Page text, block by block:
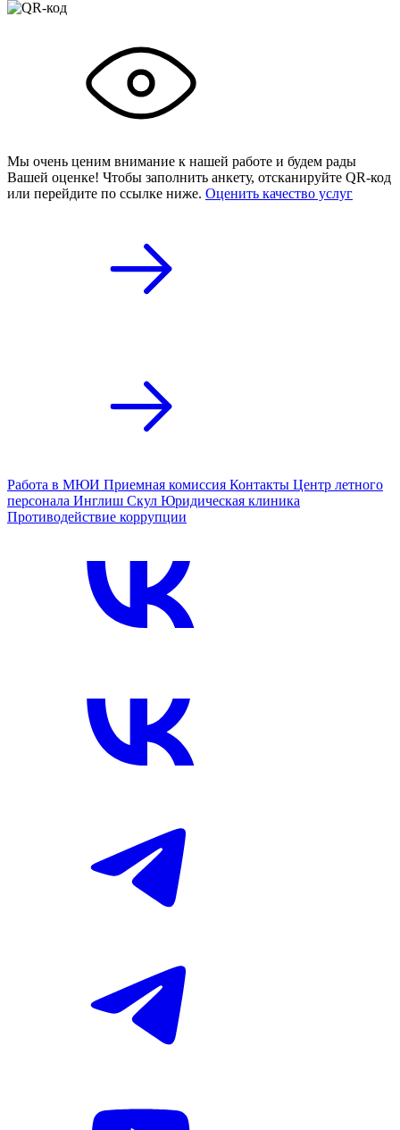
Мы очень ценим внимание к нашей работе и будем рады
Вашей оценке! Чтобы заполнить анкету, отсканируйте QR-код
или перейдите по ссылке ниже. Оценить качество услуг
Работа в МЮИ Приемная комиссия Контакты Центр летного
персонала Инглиш Скул Юридическая клиника
Противодействие коррупции